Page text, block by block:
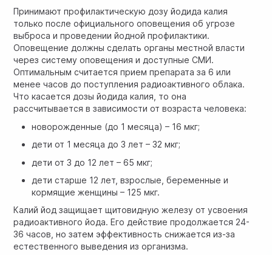
Принимают профилактическую дозу йодида калия
только после официального оповещения об угрозе
выброса и проведении йодной профилактики.
Оповещение должны сделать органы местной власти
через систему оповещения и доступные СМИ.
Оптимальным считается прием препарата за 6 или
менее часов до поступления радиоактивного облака.
Что касается дозы йодида калия, то она
рассчитывается в зависимости от возраста человека:
новорожденные (до 1 месяца) – 16 мкг;
дети от 1 месяца до 3 лет – 32 мкг;
дети от 3 до 12 лет – 65 мкг;
дети старше 12 лет, взрослые, беременные и
кормящие женщины – 125 мкг.
Калий йод защищает щитовидную железу от усвоения
радиоактивного йода. Его действие продолжается 24-
36 часов, но затем эффективность снижается из-за
естественного выведения из организма.